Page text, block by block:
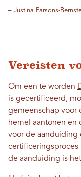
– Justina Parsons-
Vereisten
Om een ​​te worden
is gecertificeerd,
gemeenschap voor
hemel aantonen en
voor de
certificeringsproces
de aanduiding is